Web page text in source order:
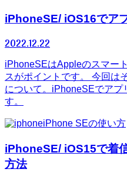
iPhoneSE/ iOS16でア
2022.12.22
iPhoneSEはAppleのスマー
スがポイントです。 今回は
について。iPhoneSEでアプ
す。
iPhone SEの使い方
iPhoneSE/ iOS15で着
方法